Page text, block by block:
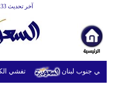
آخر تحديث GMT20:00:33
تفشي في جنوب لبنان